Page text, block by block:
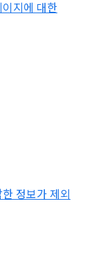
지에 대한
정보가 제외